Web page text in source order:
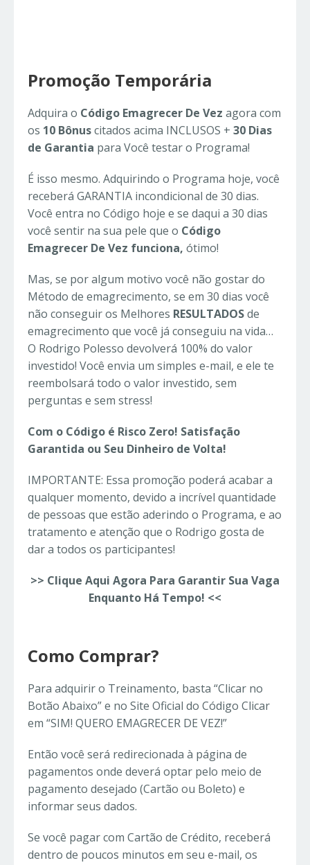
Promoção Temporária
Adquira o Código Emagrecer De Vez agora com
os 10 Bônuscitados acima INCLUSOS + 30 Dias
de Garantia para Você testar o Programa!
É isso mesmo. Adquirindo o Programa hoje, você
receberá GARANTIA incondicional de 30 dias.
Você entra no Código hoje e se daqui a 30 dias
você sentir na sua pele que o Código
Emagrecer De Vez funciona, ótimo!
Mas, se por algum motivo você não gostar do
Método de emagrecimento, se em 30 dias você
não conseguir os Melhores RESULTADOSde
emagrecimento que você já conseguiu na vida…
O Rodrigo Polesso devolverá 100% do valor
investido! Você envia um simples e-mail, e ele te
reembolsará todo o valor investido, sem
perguntas e sem stress!
Com o Código é Risco Zero! Satisfação
Garantida ou Seu Dinheiro de Volta!
IMPORTANTE: Essa promoção poderá acabar a
qualquer momento, devido a incrível quantidade
de pessoas que estão aderindo o Programa, e ao
tratamento e atenção que o Rodrigo gosta de
dar a todos os participantes!
>> Clique Aqui Agora Para Garantir Sua Vaga
Enquanto Há Tempo! <<
Como Comprar?
Para adquirir o Treinamento, basta “Clicar no
Botão Abaixo” e no Site Oficial do Código Clicar
em “SIM! QUERO EMAGRECER DE VEZ!”
Então você será redirecionada à página de
pagamentos onde deverá optar pelo meio de
pagamento desejado (Cartão ou Boleto) e
informar seus dados.
Se você pagar com Cartão de Crédito, receberá
dentro de poucos minutos em seu e-mail, os